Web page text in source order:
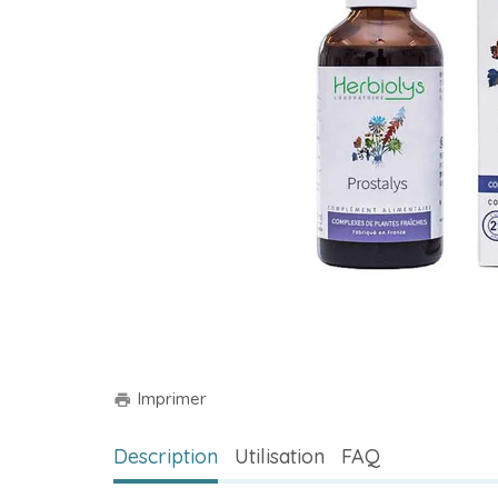
print Imprimer
Description Utilisation FAQ